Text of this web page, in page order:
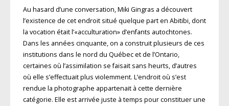
Au hasard d’une conversation, Miki Gingras a découvert
l’existence de cet endroit situé quelque part en Abitibi, dont
la vocation était l’«acculturation» d’enfants autochtones.
Dans les années cinquante, on a construit plusieurs de ces
institutions dans le nord du Québec et de l’Ontario,
certaines où l’assimilation se faisait sans heurts, d’autres
où elle s’effectuait plus violemment. L’endroit où s’est
rendue la photographe appartenait à cette dernière
catégorie. Elle est arrivée juste à temps pour constituer une